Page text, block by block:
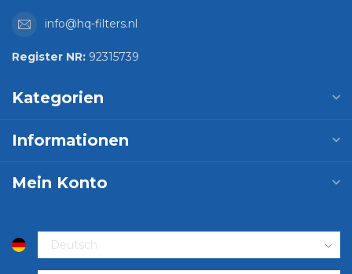
info@hq-filters.nl
Register NR: 92315739
Kategorien
Informationen
Mein Konto